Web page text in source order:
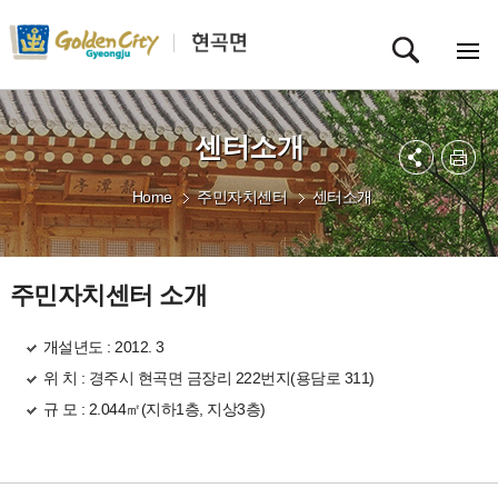
센터소개
Home 주민자치센터 센터소개
주민자치센터 소개
개설년도 : 2012. 3
위 치 : 경주시 현곡면 금장리 222번지(용담로 311)
규 모 : 2.044㎡(지하1층, 지상3층)